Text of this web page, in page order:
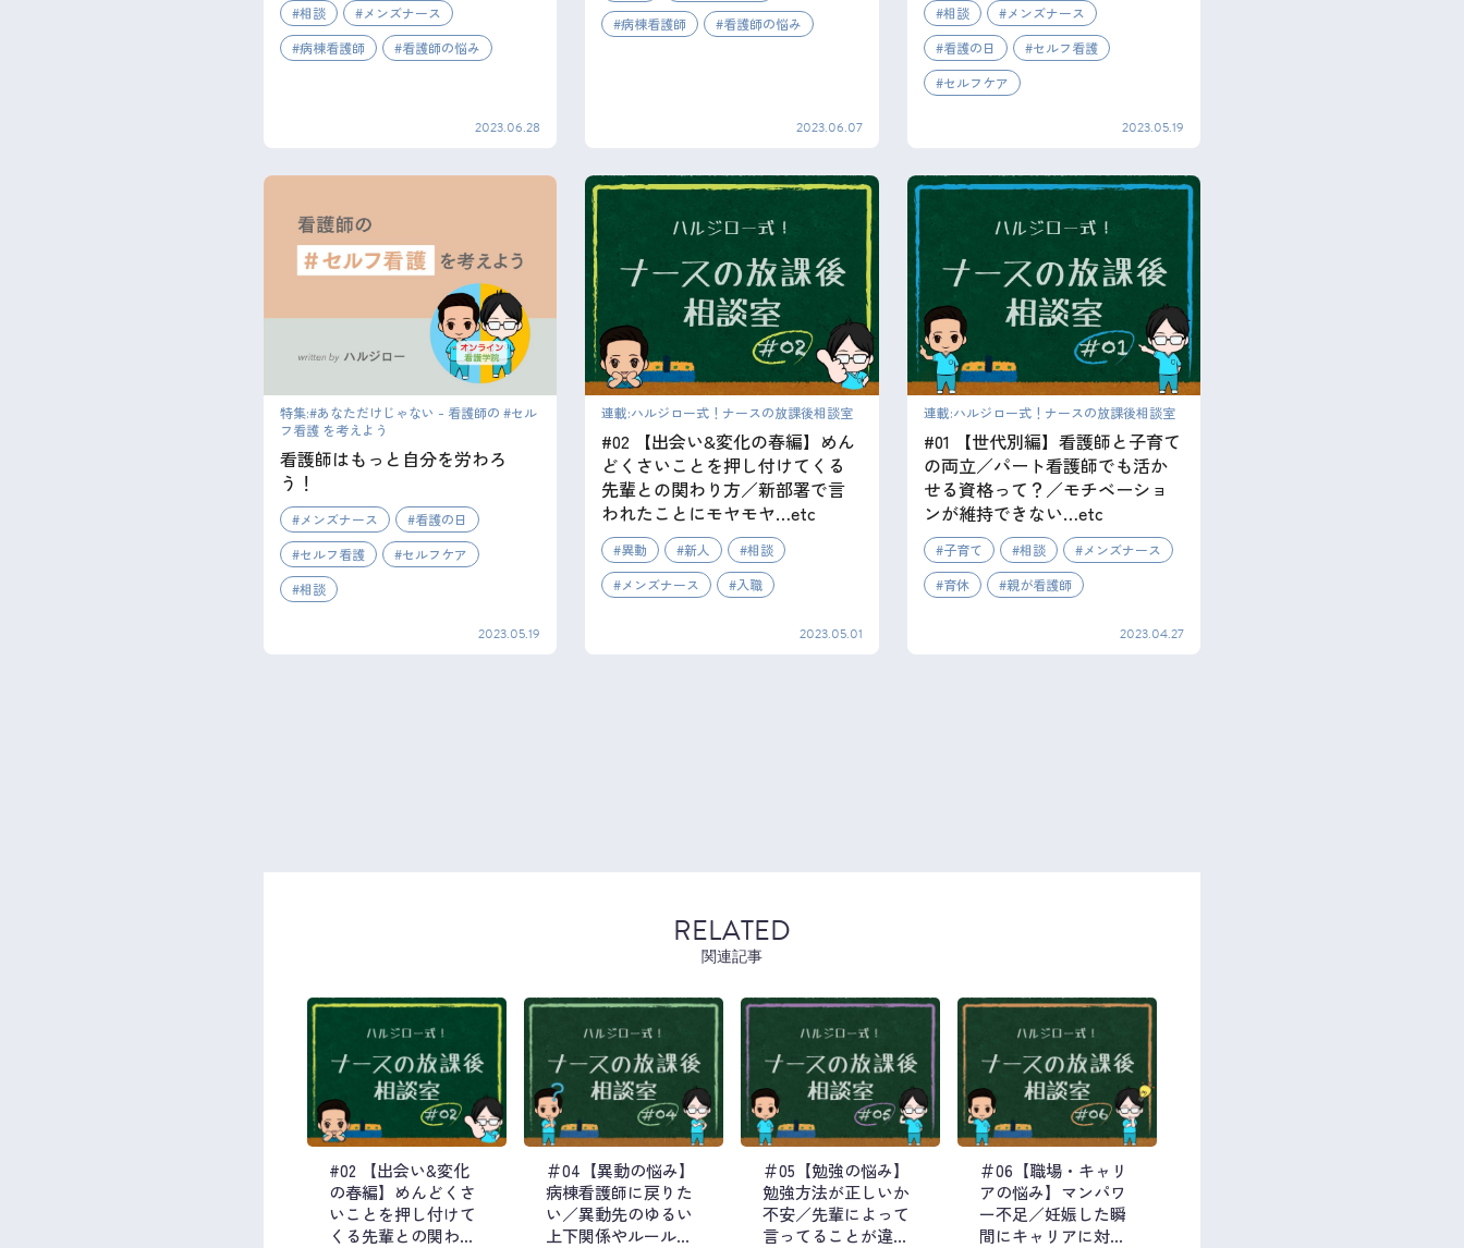
相談
メンズナース
病棟看護師
看護師の悩み
2023.06.28
病棟看護師
看護師の悩み
2023.06.07
相談
メンズナース
看護の日
セルフ看護
セルフケア
2023.05.19
特集:#あなただけじゃない - 看護師の #セル
フ看護 を考えよう
看護師はもっと自分を労わろ
う！
メンズナース
看護の日
セルフ看護
セルフケア
相談
2023.05.19
連載:ハルジロー式！ナースの放課後相談室
#02 【出会い&変化の春編】めん
どくさいことを押し付けてくる
先輩との関わり方／新部署で言
われたことにモヤモヤ…etc
異動 新人
相談
メンズナース
入職
2023.05.01
連載:ハルジロー式！ナースの放課後相談室
#01 【世代別編】看護師と子育て
の両立／パート看護師でも活か
せる資格って？／モチベーショ
ンが維持できない…etc
子育て 相談
メンズナース
育休
親が看護師
2023.04.27
RELATED
関連記事
#02 【出会い&変化
の春編】めんどくさ
いことを押し付けて
くる先輩との関わり
＃04【異動の悩み】
病棟看護師に戻りた
い／異動先のゆるい
上下関係やルールに
＃05【勉強の悩み】
勉強方法が正しいか
不安／先輩によって
言ってることが違う
＃06【職場・キャリ
アの悩み】マンパワ
ー不足／妊娠した瞬
間にキャリアに対し